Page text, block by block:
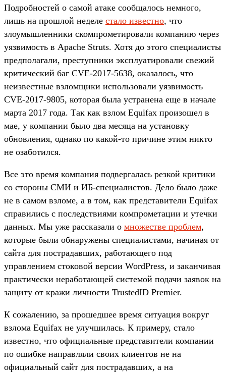
Подробностей о самой атаке сообщалось немного,
лишь на прошлой неделе стало известно, что
злоумышленники скомпрометировали компанию через
уязвимость в Apache Struts. Хотя до этого специалисты
предполагали, преступники эксплуатировали свежий
критический баг CVE-2017-5638, оказалось, что
неизвестные взломщики использовали уязвимость
CVE-2017-9805, которая была устранена еще в начале
марта 2017 года. Так как взлом Equifax произошел в
мае, у компании было два месяца на установку
обновления, однако по какой-то причине этим никто
не озаботился.
Все это время компания подвергалась резкой критики
со стороны СМИ и ИБ-специалистов. Дело было даже
не в самом взломе, а в том, как представители Equifax
справились с последствиями компрометации и утечки
данных. Мы уже рассказали о множестве проблем,
которые были обнаружены специалистами, начиная от
сайта для пострадавших, работающего под
управлением стоковой версии WordPress, и заканчивая
практически неработающей системой подачи заявок на
защиту от кражи личности TrustedID Premier.
К сожалению, за прошедшее время ситуация вокруг
взлома Equifax не улучшилась. К примеру, стало
известно, что официальные представители компании
по ошибке направляли своих клиентов не на
официальный сайт для пострадавших, а на